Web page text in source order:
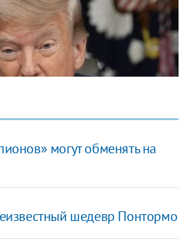
могут обменять на
шедевр Понтормо